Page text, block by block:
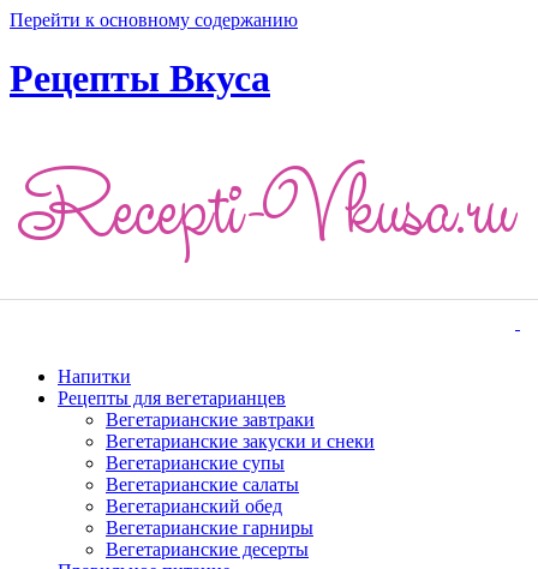
Перейти к основному содержанию
Рецепты Вкуса
Напитки
Рецепты для вегетарианцев
Вегетарианские завтраки
Вегетарианские закуски и снеки
Вегетарианские супы
Вегетарианские салаты
Вегетарианский обед
Вегетарианские гарниры
Вегетарианские десерты